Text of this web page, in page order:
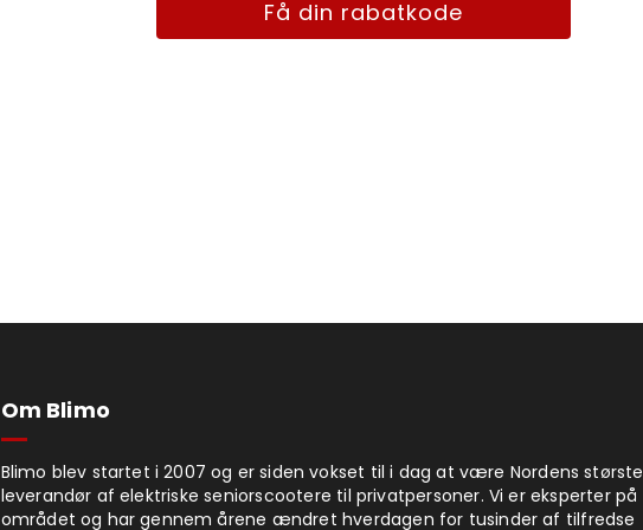
Få din rabatkode
Om Blimo
Blimo blev startet i 2007 og er siden vokset til i dag at være Nordens største
leverandør af elektriske seniorscootere til privatpersoner. Vi er eksperter på
området og har gennem årene ændret hverdagen for tusinder af tilfredse